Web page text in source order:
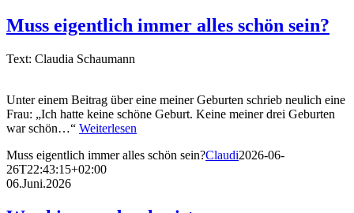
Muss eigentlich immer alles schön sein?
Text: Claudia Schaumann
Unter einem Beitrag über eine meiner Geburten schrieb neulich eine
Frau: „Ich hatte keine schöne Geburt. Keine meiner drei Geburten
war schön…“ Weiterlesen
Muss eigentlich immer alles schön sein?Claudi2026-06-
26T22:43:15+02:00
06.Juni.2026